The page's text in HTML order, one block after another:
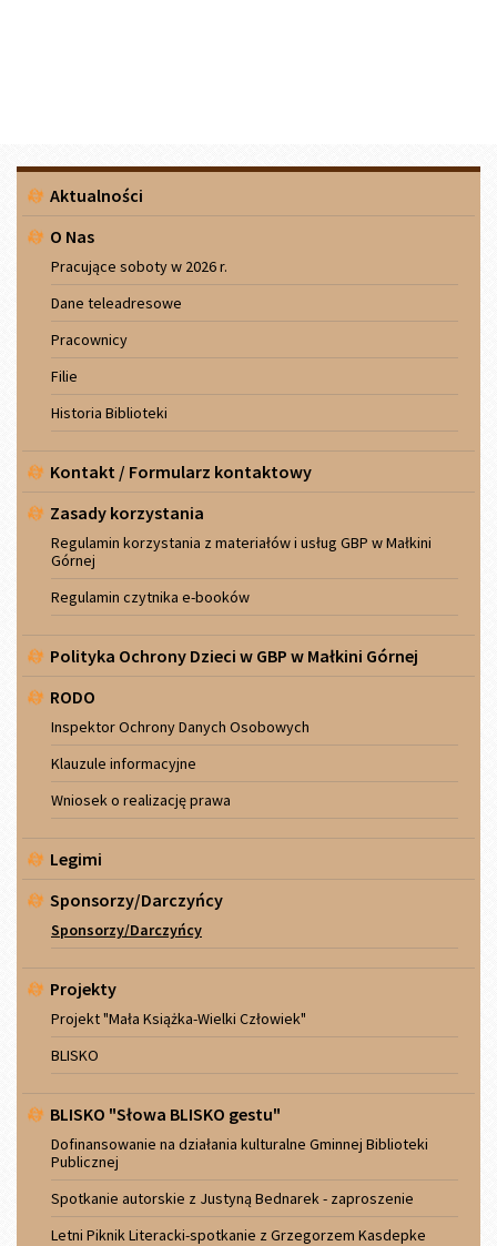
Menu
boczne
Aktualności
O Nas
Pracujące soboty w 2026 r.
Dane teleadresowe
Pracownicy
Filie
Historia Biblioteki
Kontakt / Formularz kontaktowy
Zasady korzystania
Regulamin korzystania z materiałów i usług GBP w Małkini
Górnej
Regulamin czytnika e-booków
Polityka Ochrony Dzieci w GBP w Małkini Górnej
RODO
Inspektor Ochrony Danych Osobowych
Klauzule informacyjne
Wniosek o realizację prawa
Legimi
Sponsorzy/Darczyńcy
Sponsorzy/Darczyńcy
Projekty
Projekt "Mała Książka-Wielki Człowiek"
BLISKO
BLISKO "Słowa BLISKO gestu"
Dofinansowanie na działania kulturalne Gminnej Biblioteki
Publicznej
Spotkanie autorskie z Justyną Bednarek - zaproszenie
Letni Piknik Literacki-spotkanie z Grzegorzem Kasdepke